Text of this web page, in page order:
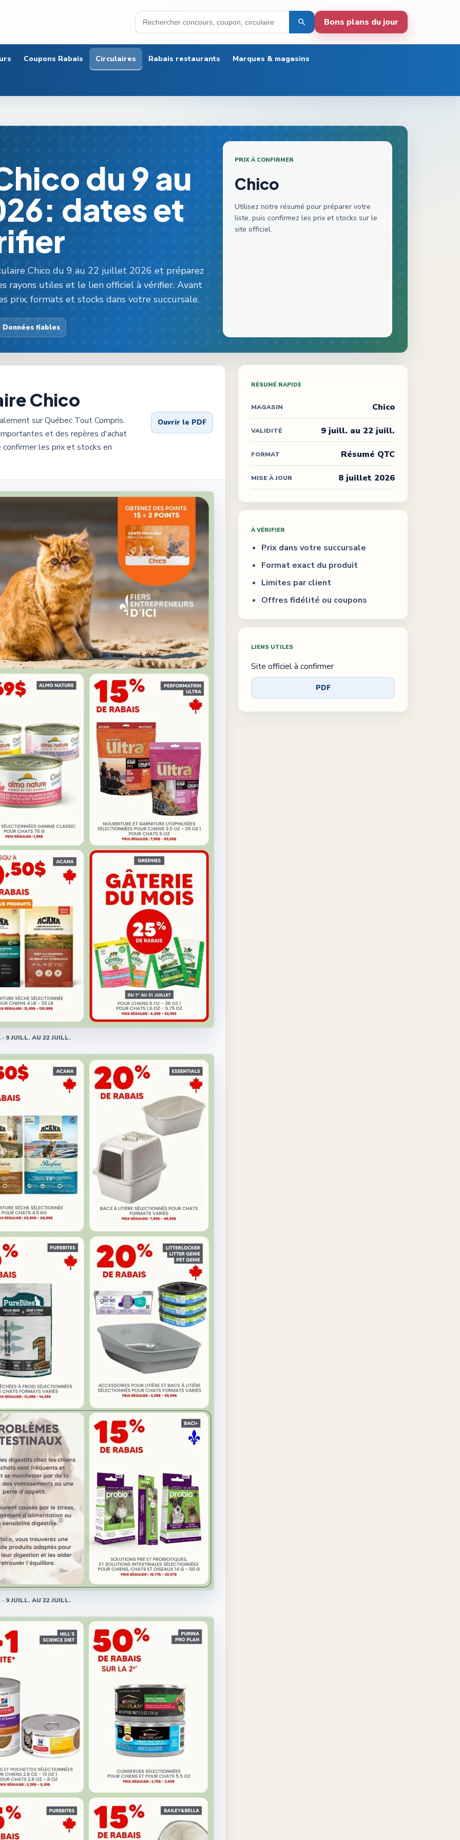
Bons plans du jour
Coupons Rabais Circulaires Rabais restaurants Marques & magasins
du 9 au
dates et
Chico du 9 au 22 juillet 2026 et préparez
rayons utiles et le lien officiel à vérifier. Avant
prix, formats et stocks dans votre succursale.
Données fiables
PRIX À CONFIRMER
Chico
Utilisez notre résumé pour préparer votre
liste, puis confirmez les prix et stocks sur le
site officiel.
Chico
sur Québec Tout Compris.
et des repères d'achat
confirmer les prix et stocks en
Ouvrir le PDF
· 9 JUILL. AU 22 JUILL.
· 9 JUILL. AU 22 JUILL.
RÉSUMÉ RAPIDE
MAGASIN Chico
VALIDITÉ 9 juill. au 22 juill.
FORMAT Résumé QTC
MISE À JOUR 8 juillet 2026
À VÉRIFIER
Prix dans votre succursale
Format exact du produit
Limites par client
Offres fidélité ou coupons
LIENS UTILES
Site officiel à confirmer
PDF